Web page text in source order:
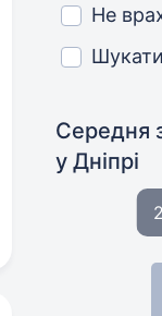
Не
Середня
у Дніпрі